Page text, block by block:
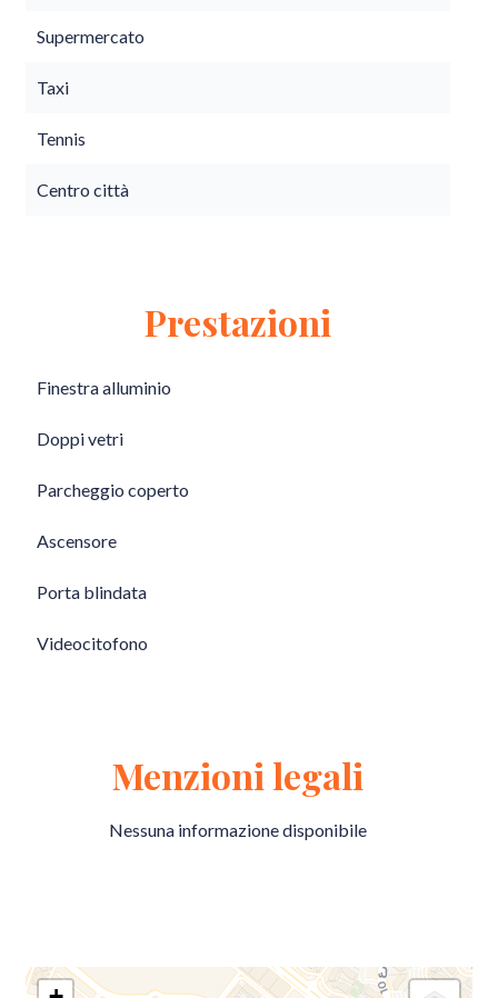
Supermercato
Taxi
Tennis
Centro città
Prestazioni
Finestra alluminio
Doppi vetri
Parcheggio coperto
Ascensore
Porta blindata
Videocitofono
Menzioni legali
Nessuna informazione disponibile